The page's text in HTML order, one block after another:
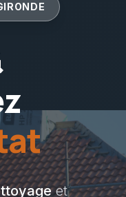
et